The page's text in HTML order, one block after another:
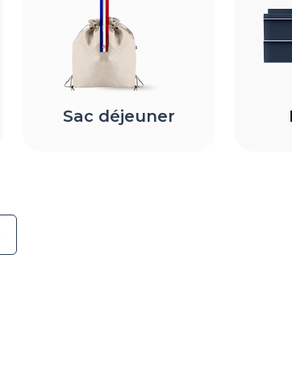
Sac déjeuner